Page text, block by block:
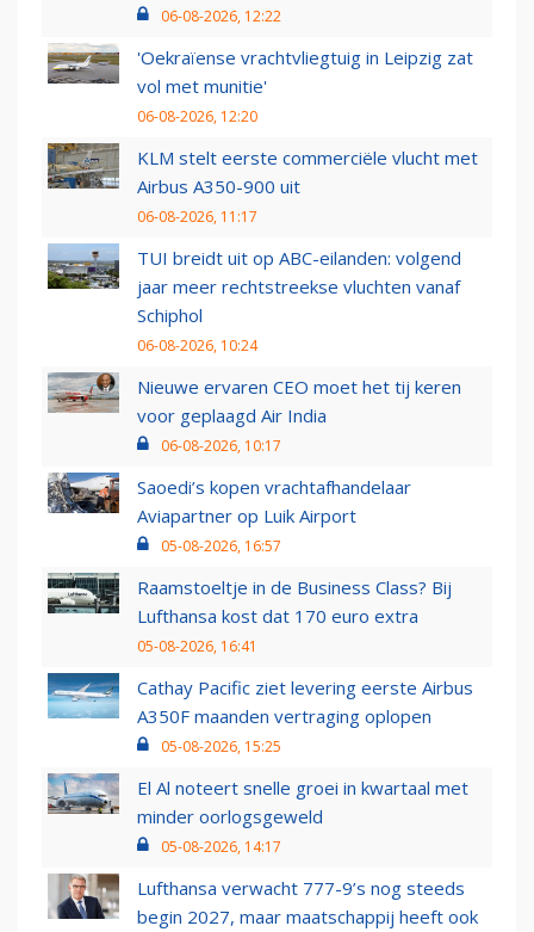
06-08-2026, 12:22
'Oekraïense vrachtvliegtuig in Leipzig zat
vol met munitie'
06-08-2026, 12:20
KLM stelt eerste commerciële vlucht met
Airbus A350-900 uit
06-08-2026, 11:17
TUI breidt uit op ABC-eilanden: volgend
jaar meer rechtstreekse vluchten vanaf
Schiphol
06-08-2026, 10:24
Nieuwe ervaren CEO moet het tij keren
voor geplaagd Air India
06-08-2026, 10:17
Saoedi’s kopen vrachtafhandelaar
Aviapartner op Luik Airport
05-08-2026, 16:57
Raamstoeltje in de Business Class? Bij
Lufthansa kost dat 170 euro extra
05-08-2026, 16:41
Cathay Pacific ziet levering eerste Airbus
A350F maanden vertraging oplopen
05-08-2026, 15:25
El Al noteert snelle groei in kwartaal met
minder oorlogsgeweld
05-08-2026, 14:17
Lufthansa verwacht 777-9’s nog steeds
begin 2027, maar maatschappij heeft ook